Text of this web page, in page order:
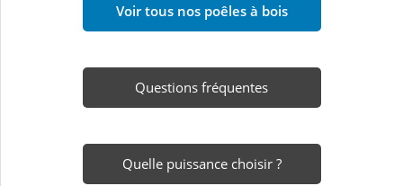
Voir tous nos poêles à bois
Questions fréquentes
Quelle puissance choisir ?